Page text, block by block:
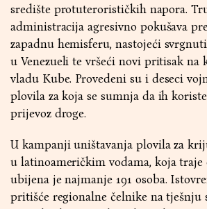
središte protuterorističkih napora.
administracija agresivno pokušava
zapadnu hemisferu, nastojeći
u Venezueli te vršeći novi pritisak na
vladu Kube. Provedeni su i deseci
plovila za koja se sumnja da ih
prijevoz droge.
U kampanji uništavanja plovila za
u latinoameričkim vodama, koja traje
ubijena je najmanje 191 osoba.
pritišće regionalne čelnike na tješnju